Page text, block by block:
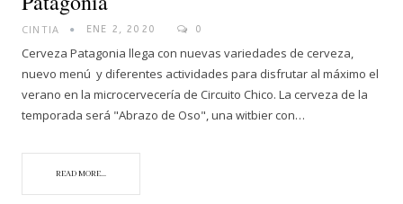
CINTIA ENE 2, 2020 0
Cerveza Patagonia llega con nuevas variedades de cerveza,
nuevo menú y diferentes actividades para disfrutar al máximo el
verano en la microcervecería de Circuito Chico. La cerveza de la
temporada será "Abrazo de Oso", una witbier con…
READ MORE...